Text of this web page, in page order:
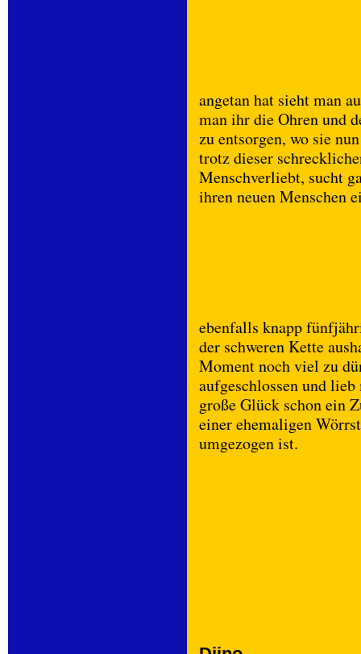
angetan hat sieht man
man ihr die Ohren und
zu entsorgen, wo sie
trotz dieser
Menschverliebt, sucht
ihren neuen Menschen
ebenfalls knapp
der schweren Kette
Moment noch viel zu
aufgeschlossen und
große Glück schon ein
einer ehemaligen
umgezogen ist.